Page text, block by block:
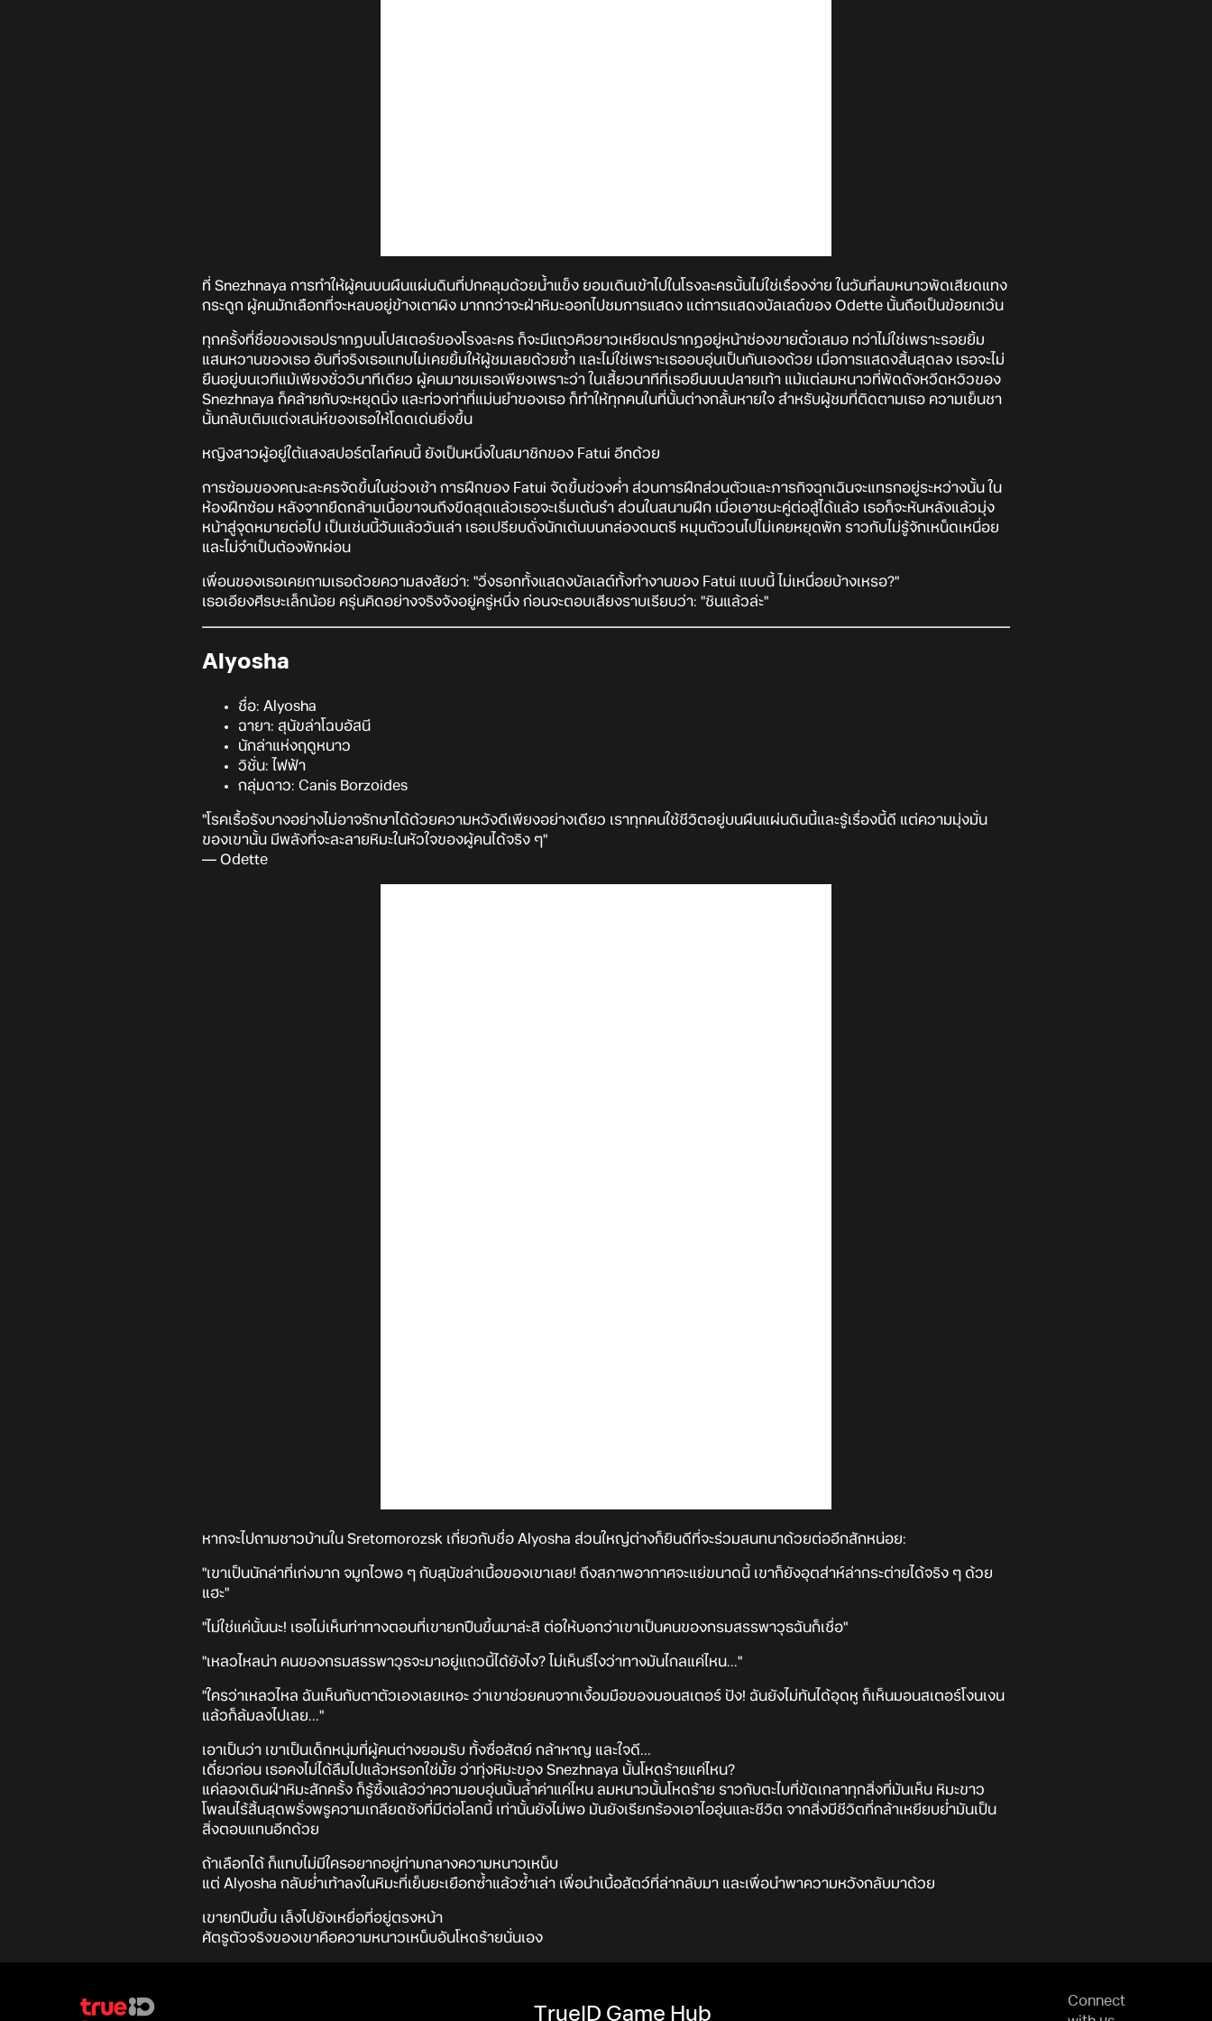
ที่ Snezhnaya การทำให้ผู้คนบนผืนแผ่นดินที่ปกคลุมด้วยน้ำแข็ง ยอมเดินเข้าไปในโรงละครนั้นไม่ใช่เรื่องง่าย ในวันที่ลมหนาวพัดเสียดแทง
กระดูก ผู้คนมักเลือกที่จะหลบอยู่ข้างเตาผิง มากกว่าจะฝ่าหิมะออกไปชมการแสดง แต่การแสดงบัลเลต์ของ Odette นั้นถือเป็นข้อยกเว้น
ทุกครั้งที่ชื่อของเธอปรากฏบนโปสเตอร์ของโรงละคร ก็จะมีแถวคิวยาวเหยียดปรากฏอยู่หน้าช่องขายตั๋วเสมอ ทว่าไม่ใช่เพราะรอยยิ้ม
แสนหวานของเธอ อันที่จริงเธอแทบไม่เคยยิ้มให้ผู้ชมเลยด้วยซ้ำ และไม่ใช่เพราะเธออบอุ่นเป็นกันเองด้วย เมื่อการแสดงสิ้นสุดลง เธอจะไม่
ยืนอยู่บนเวทีแม้เพียงชั่ววินาทีเดียว ผู้คนมาชมเธอเพียงเพราะว่า ในเสี้ยวนาทีที่เธอยืนบนปลายเท้า แม้แต่ลมหนาวที่พัดดังหวีดหวิวของ
Snezhnaya ก็คล้ายกับจะหยุดนิ่ง และท่วงท่าที่แม่นยำของเธอ ก็ทำให้ทุกคนในที่นั้นต่างกลั้นหายใจ สำหรับผู้ชมที่ติดตามเธอ ความเย็นชา
นั้นกลับเติมแต่งเสน่ห์ของเธอให้โดดเด่นยิ่งขึ้น
หญิงสาวผู้อยู่ใต้แสงสปอร์ตไลท์คนนี้ ยังเป็นหนึ่งในสมาชิกของ Fatui อีกด้วย
การซ้อมของคณะละครจัดขึ้นในช่วงเช้า การฝึกของ Fatui จัดขึ้นช่วงค่ำ ส่วนการฝึกส่วนตัวและภารกิจฉุกเฉินจะแทรกอยู่ระหว่างนั้น ใน
ห้องฝึกซ้อม หลังจากยืดกล้ามเนื้อขาจนถึงขีดสุดแล้วเธอจะเริ่มเต้นรำ ส่วนในสนามฝึก เมื่อเอาชนะคู่ต่อสู้ได้แล้ว เธอก็จะหันหลังแล้วมุ่ง
หน้าสู่จุดหมายต่อไป เป็นเช่นนี้วันแล้ววันเล่า เธอเปรียบดั่งนักเต้นบนกล่องดนตรี หมุนตัววนไปไม่เคยหยุดพัก ราวกับไม่รู้จักเหน็ดเหนื่อย
และไม่จำเป็นต้องพักผ่อน
เพื่อนของเธอเคยถามเธอด้วยความสงสัยว่า: "วิ่งรอกทั้งแสดงบัลเลต์ทั้งทำงานของ Fatui แบบนี้ ไม่เหนื่อยบ้างเหรอ?"
เธอเอียงศีรษะเล็กน้อย ครุ่นคิดอย่างจริงจังอยู่ครู่หนึ่ง ก่อนจะตอบเสียงราบเรียบว่า: "ชินแล้วล่ะ"
Alyosha
ชื่อ: Alyosha
ฉายา: สุนัขล่าโฉบอัสนี
นักล่าแห่งฤดูหนาว
วิชั่น: ไฟฟ้า
กลุ่มดาว: Canis Borzoides
"โรคเรื้อรังบางอย่างไม่อาจรักษาได้ด้วยความหวังดีเพียงอย่างเดียว เราทุกคนใช้ชีวิตอยู่บนผืนแผ่นดินนี้และรู้เรื่องนี้ดี แต่ความมุ่งมั่น
ของเขานั้น มีพลังที่จะละลายหิมะในหัวใจของผู้คนได้จริง ๆ"
— Odette
หากจะไปถามชาวบ้านใน Sretomorozsk เกี่ยวกับชื่อ Alyosha ส่วนใหญ่ต่างก็ยินดีที่จะร่วมสนทนาด้วยต่ออีกสักหน่อย:
"เขาเป็นนักล่าที่เก่งมาก จมูกไวพอ ๆ กับสุนัขล่าเนื้อของเขาเลย! ถึงสภาพอากาศจะแย่ขนาดนี้ เขาก็ยังอุตส่าห์ล่ากระต่ายได้จริง ๆ ด้วย
แฮะ"
"ไม่ใช่แค่นั้นนะ! เธอไม่เห็นท่าทางตอนที่เขายกปืนขึ้นมาล่ะสิ ต่อให้บอกว่าเขาเป็นคนของกรมสรรพาวุธฉันก็เชื่อ"
"เหลวไหลน่า คนของกรมสรรพาวุธจะมาอยู่แถวนี้ได้ยังไง? ไม่เห็นรึไงว่าทางมันไกลแค่ไหน..."
"ใครว่าเหลวไหล ฉันเห็นกับตาตัวเองเลยเหอะ ว่าเขาช่วยคนจากเงื้อมมือของมอนสเตอร์ ปัง! ฉันยังไม่ทันได้อุดหู ก็เห็นมอนสเตอร์โงนเงน
แล้วก็ล้มลงไปเลย..."
เอาเป็นว่า เขาเป็นเด็กหนุ่มที่ผู้คนต่างยอมรับ ทั้งซื่อสัตย์ กล้าหาญ และใจดี...
เดี๋ยวก่อน เธอคงไม่ได้ลืมไปแล้วหรอกใช่มั้ย ว่าทุ่งหิมะของ Snezhnaya นั้นโหดร้ายแค่ไหน?
แค่ลองเดินฝ่าหิมะสักครั้ง ก็รู้ซึ้งแล้วว่าความอบอุ่นนั้นล้ำค่าแค่ไหน ลมหนาวนั้นโหดร้าย ราวกับตะไบที่ขัดเกลาทุกสิ่งที่มันเห็น หิมะขาว
โพลนไร้สิ้นสุดพรั่งพรูความเกลียดชังที่มีต่อโลกนี้ เท่านั้นยังไม่พอ มันยังเรียกร้องเอาไออุ่นและชีวิต จากสิ่งมีชีวิตที่กล้าเหยียบย่ำมันเป็น
สิ่งตอบแทนอีกด้วย
ถ้าเลือกได้ ก็แทบไม่มีใครอยากอยู่ท่ามกลางความหนาวเหน็บ
แต่ Alyosha กลับย่ำเท้าลงในหิมะที่เย็นยะเยือกซ้ำแล้วซ้ำเล่า เพื่อนำเนื้อสัตว์ที่ล่ากลับมา และเพื่อนำพาความหวังกลับมาด้วย
เขายกปืนขึ้น เล็งไปยังเหยื่อที่อยู่ตรงหน้า
ศัตรูตัวจริงของเขาคือความหนาวเหน็บอันโหดร้ายนั่นเอง
TrueID Game Hub
Connect